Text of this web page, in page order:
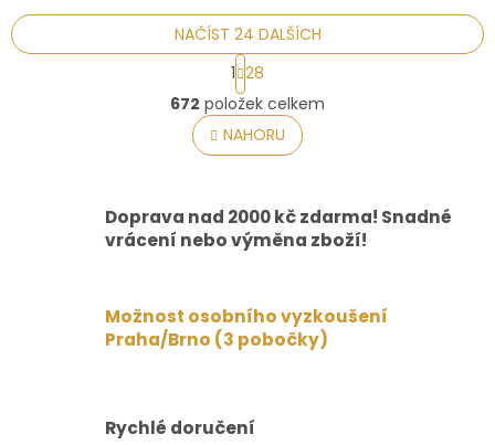
O
v
l
á
c
í
v
k
y
i
NAČÍST 24 DALŠÍCH
S
t
r
á
n
k
á
n
í
1 28
672 položek celkem
NAHORU
Doprava nad 2000 kč zdarma! Snadné
vrácení nebo výměna zboží!
Možnost osobního vyzkoušení
Praha/Brno (3 pobočky)
Rychlé doručení